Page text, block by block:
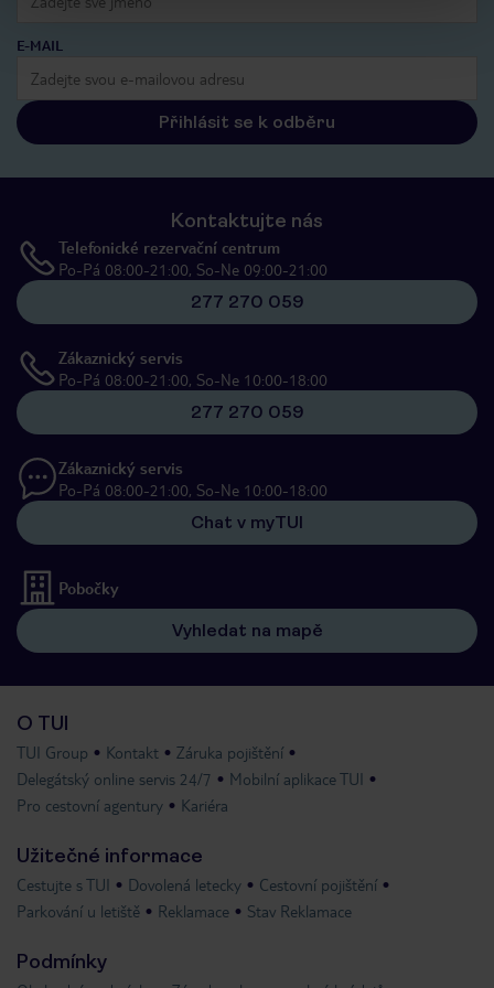
E-MAIL
Přihlásit se k odběru
Kontaktujte nás
Telefonické rezervační centrum
Po-Pá 08:00-21:00, So-Ne 09:00-21:00
277 270 059
Zákaznický servis
Po-Pá 08:00-21:00, So-Ne 10:00-18:00
277 270 059
Zákaznický servis
Po-Pá 08:00-21:00, So-Ne 10:00-18:00
Chat v myTUI
Pobočky
Vyhledat na mapě
O TUI
TUI Group Kontakt
Záruka pojištění
Delegátský online servis 24/7
Mobilní aplikace TUI
Pro cestovní agentury
Kariéra
Užitečné informace
Cestujte s TUI Dovolená letecky
Cestovní pojištění
Parkování u letiště
Reklamace Stav Reklamace
Podmínky